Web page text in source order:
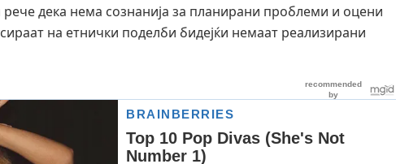
дека нема сознанија за планирани проблеми и оцени
на етнички поделби бидејќи немаат реализирани